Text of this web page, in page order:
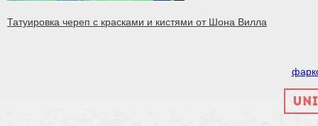
Татуировка череп с красками и кистями от Шона Вилла